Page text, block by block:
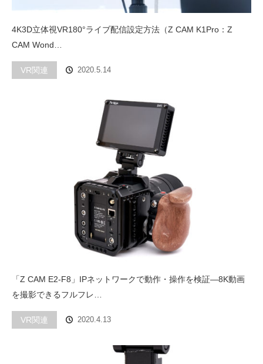
4K3D立体視VR180°ライブ配信設定方法（Z CAM K1Pro：Z
CAM Wond…
VR関連 2020.5.14
「Z CAM E2-F8」IPネットワークで動作・操作を検証―8K動画
を撮影できるフルフレ…
VR関連 2020.4.13